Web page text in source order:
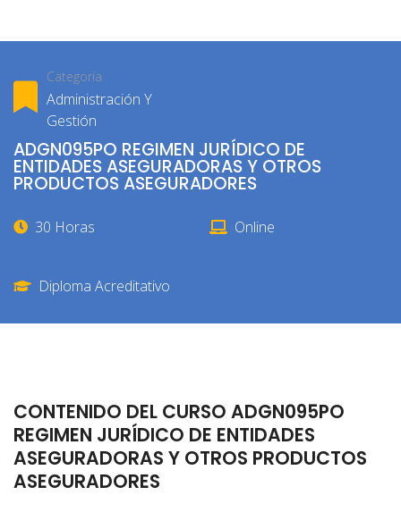
Categoría
Administración Y
Gestión
ADGN095PO REGIMEN JURÍDICO DE
ENTIDADES ASEGURADORAS Y OTROS
PRODUCTOS ASEGURADORES
30 Horas Online
Diploma Acreditativo
CONTENIDO DEL CURSO ADGN095PO
REGIMEN JURÍDICO DE ENTIDADES
ASEGURADORAS Y OTROS PRODUCTOS
ASEGURADORES